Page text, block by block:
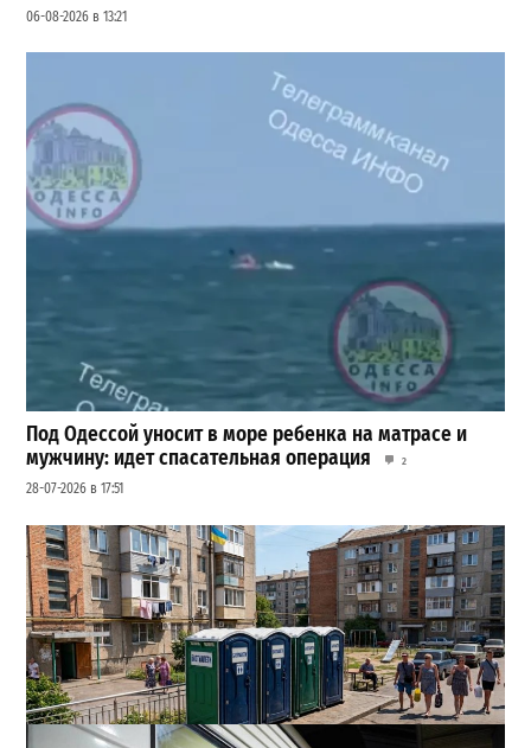
06-08-2026 в 13:21
Под Одессой уносит в море ребенка на матрасе и
мужчину: идет спасательная операция
2
28-07-2026 в 17:51